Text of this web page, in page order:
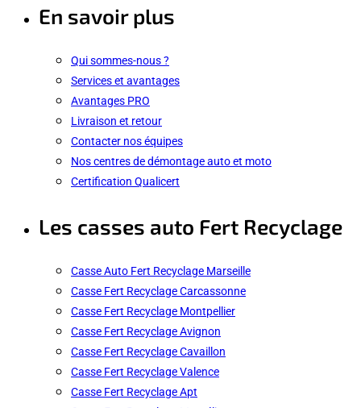
En savoir plus
Qui sommes-nous ?
Services et avantages
Avantages PRO
Livraison et retour
Contacter nos équipes
Nos centres de démontage auto et moto
Certification Qualicert
Les casses auto Fert Recyclage
Casse Auto Fert Recyclage Marseille
Casse Fert Recyclage Carcassonne
Casse Fert Recyclage Montpellier
Casse Fert Recyclage Avignon
Casse Fert Recyclage Cavaillon
Casse Fert Recyclage Valence
Casse Fert Recyclage Apt